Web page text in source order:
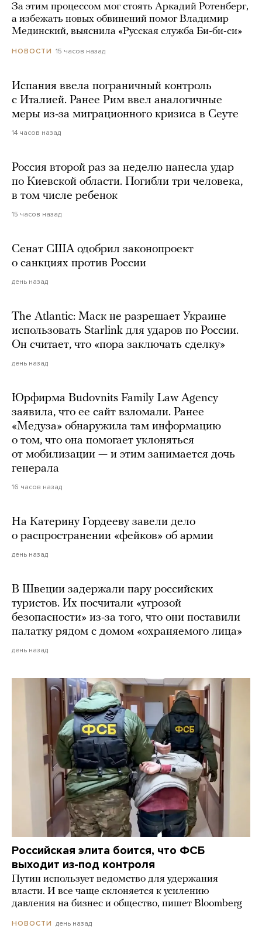
За этим процессом мог стоять Аркадий Ротенберг,
а избежать новых обвинений помог Владимир
Мединский, выяснила «Русская служба Би-би-си»
НОВОСТИ 15 часов назад
Испания ввела пограничный контроль
с Италией. Ранее Рим ввел аналогичные
меры из-за миграционного кризиса в Сеуте
14 часов назад
Россия второй раз за неделю нанесла удар
по Киевской области. Погибли три человека,
в том числе ребенок
15 часов назад
Сенат США одобрил законопроект
о санкциях против России
день назад
The Atlantic: Маск не разрешает Украине
использовать Starlink для ударов по России.
Он считает, что «пора заключать сделку»
день назад
Юрфирма Budovnits Family Law Agency
заявила, что ее сайт взломали. Ранее
«Медуза» обнаружила там информацию
о том, что она помогает уклоняться
от мобилизации — и этим занимается дочь
генерала
16 часов назад
На Катерину Гордееву завели дело
о распространении «фейков» об армии
день назад
В Швеции задержали пару российских
туристов. Их посчитали «угрозой
безопасности» из-за того, что они поставили
палатку рядом с домом «охраняемого лица»
день назад
Российская элита боится, что ФСБ
выходит из-под контроля
Путин использует ведомство для удержания
власти. И все чаще склоняется к усилению
давления на бизнес и общество, пишет Bloomberg
НОВОСТИ день назад